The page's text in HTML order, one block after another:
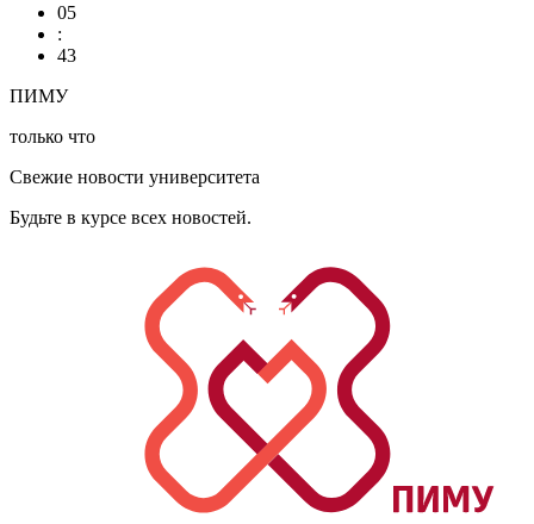
05
:
43
ПИМУ
только что
Свежие новости университета
Будьте в курсе всех новостей.